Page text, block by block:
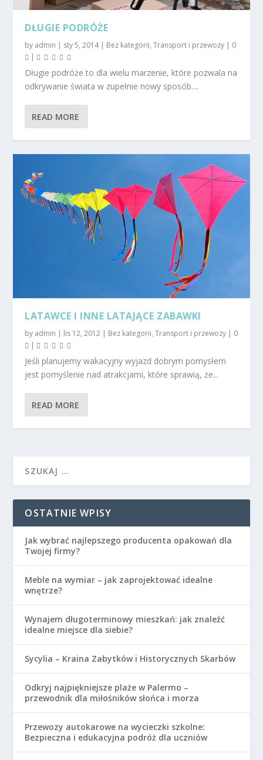
DŁUGIE PODRÓŻE
by admin | sty 5, 2014| Bez kategorii,Transport i przewozy | 0
|
Długie podróże to dla wielu marzenie, które pozwala na
odkrywanie świata w zupełnie nowy sposób....
READ MORE
LATAWCE I INNE LATAJĄCE ZABAWKI
by admin | lis 12, 2012 | Bez kategorii,Transport i przewozy | 0
|
Jeśli planujemy wakacyjny wyjazd dobrym pomysłem
jest pomyślenie nad atrakcjami, które sprawią, że...
READ MORE
OSTATNIE WPISY
Jak wybrać najlepszego producenta opakowań dla
Twojej firmy?
Meble na wymiar – jak zaprojektować idealne
wnętrze?
Wynajem długoterminowy mieszkań: jak znaleźć
idealne miejsce dla siebie?
Sycylia – Kraina Zabytków i Historycznych Skarbów
Odkryj najpiękniejsze plaże w Palermo –
przewodnik dla miłośników słońca i morza
Przewozy autokarowe na wycieczki szkolne:
Bezpieczna i edukacyjna podróż dla uczniów